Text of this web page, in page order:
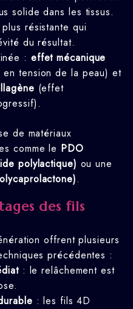
solide dans les tissus.
résistante qui
du résultat.
: effet mécanique
en tension de la peau) et
(effet
de matériaux
comme le PDO
polylactique) ou une
.
des fils
offrent plusieurs
précédentes :
: le relâchement est
: les fils 4D